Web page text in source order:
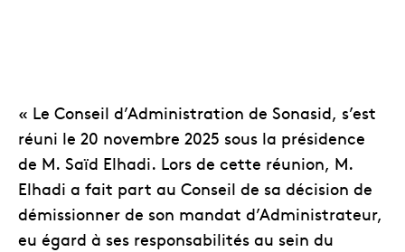
« Le Conseil d’Administration de Sonasid, s’est
réuni le 20 novembre 2025 sous la présidence
de M. Saïd Elhadi. Lors de cette réunion, M.
Elhadi a fait part au Conseil de sa décision de
démissionner de son mandat d’Administrateur,
eu égard à ses responsabilités au sein du